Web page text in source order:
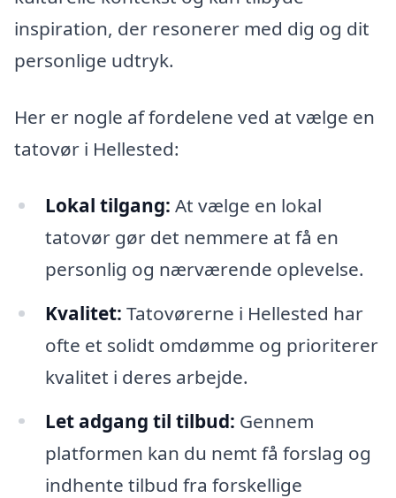
inspiration, der resonerer med dig og dit
personlige udtryk.
Her er nogle af fordelene ved at vælge en
tatovør i Hellested:
Lokal tilgang: At vælge en lokal
tatovør gør det nemmere at få en
personlig og nærværende oplevelse.
Kvalitet: Tatovørerne i Hellested har
ofte et solidt omdømme og prioriterer
kvalitet i deres arbejde.
Let adgang til tilbud: Gennem
platformen kan du nemt få forslag og
indhente tilbud fra forskellige